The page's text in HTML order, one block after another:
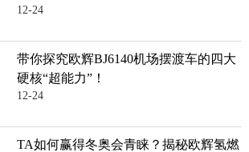
12-24
带你探究欧辉BJ6140机场摆渡车的四大
硬核“超能力”！
12-24
TA如何赢得冬奥会青睐？揭秘欧辉氢燃